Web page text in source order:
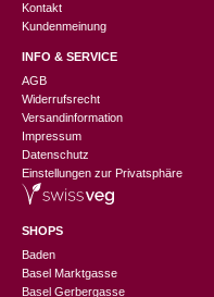
Kontakt
Kundenmeinung
INFO & SERVICE
AGB
Widerrufsrecht
Versandinformation
Impressum
Datenschutz
Einstellungen zur Privatsphäre
SHOPS
Baden
Basel Marktgasse
Basel Gerbergasse